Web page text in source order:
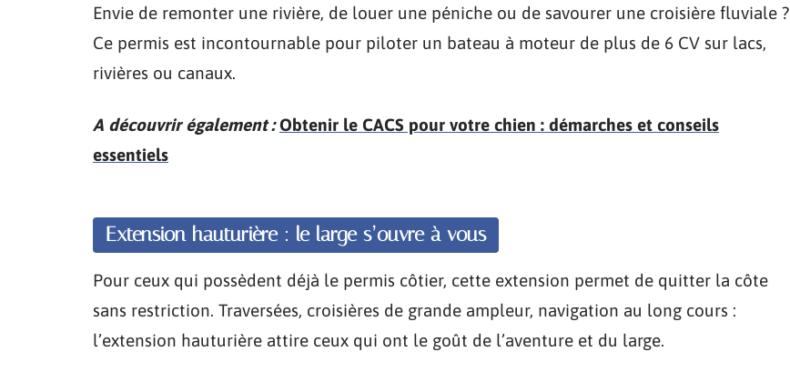
Envie de remonter une rivière, de louer une péniche ou de savourer une croisière fluviale ?
Ce permis est incontournable pour piloter un bateau à moteur de plus de 6 CV sur lacs,
rivières ou canaux.
A découvrir également : Obtenir le CACS pour votre chien : démarches et conseils
essentiels
Extension hauturière : le large s’ouvre à vous
Pour ceux qui possèdent déjà le permis côtier, cette extension permet de quitter la côte
sans restriction. Traversées, croisières de grande ampleur, navigation au long cours :
l’extension hauturière attire ceux qui ont le goût de l’aventure et du large.